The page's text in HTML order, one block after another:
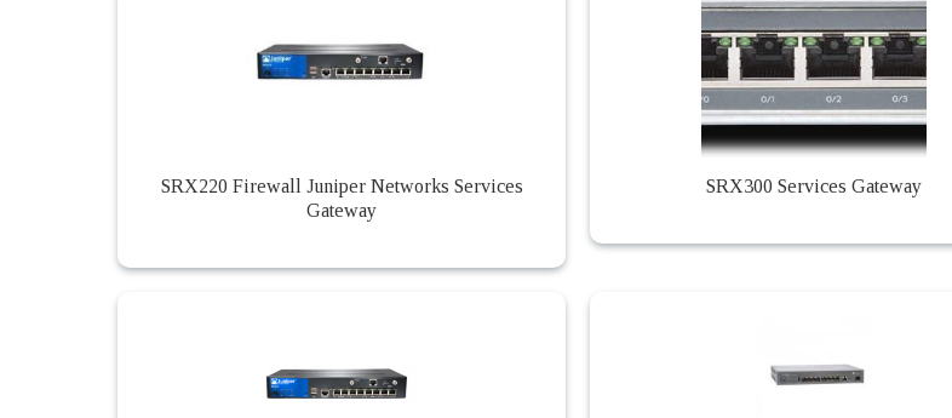
SRX220 Firewall Juniper Networks Services
Gateway
SRX300 Services Gateway